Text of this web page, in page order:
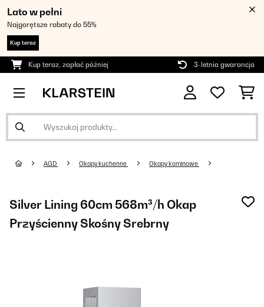
Lato w pełni
Najgorętsze rabaty do 55%
Kup teraz
Kup teraz, zapłać później 3-letnia gwarancja
AGD Okapy kuchenne Okapy kominowe
Silver Lining 60cm 568m³/h Okap
Przyścienny Skośny Srebrny